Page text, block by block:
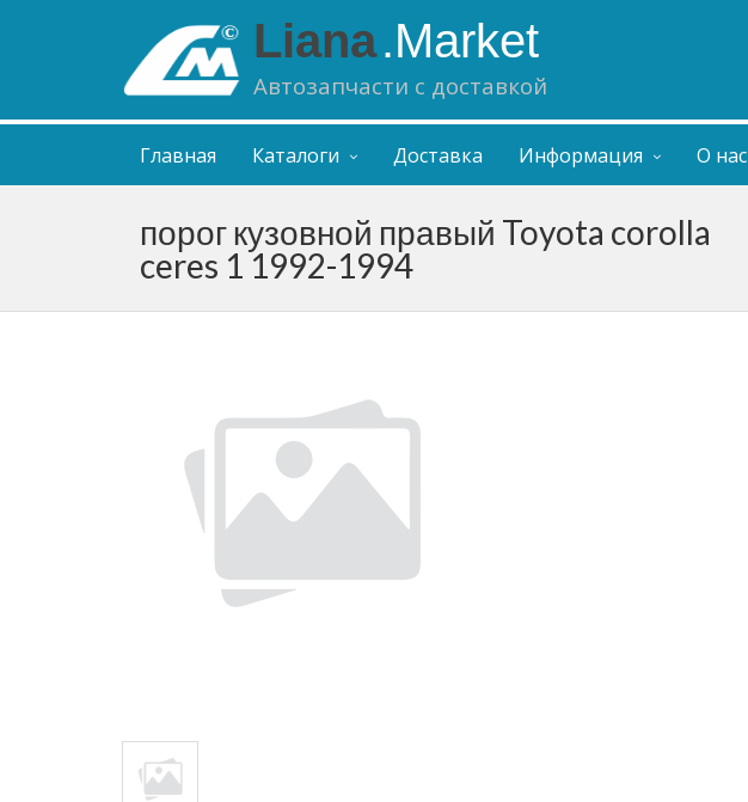
Liana.Market
Автозапчасти с доставкой
Главная Каталоги Доставка Информация О нас
порог кузовной правый Toyota corolla
ceres 1 1992-1994